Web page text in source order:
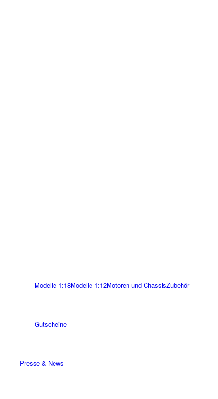
Modelle 1:18Modelle 1:12Motoren und ChassisZubehör
Gutscheine
Presse & News